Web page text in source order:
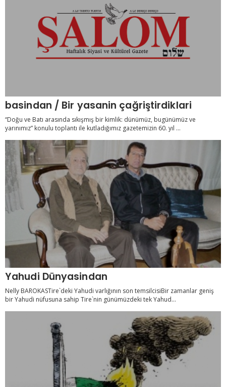
basindan / Bir yasanin çağriştirdiklari
“Doğu ve Batı arasında sıkışmış bir kimlik: dünümüz, bugünümüz ve
yarınımız” konulu toplantı ile kutladığımız gazetemizin 60. yıl ...
Yahudi Dünyasindan
Nelly BAROKASTire`deki Yahudi varlığının son temsilcisiBir zamanlar geniş
bir Yahudi nüfusuna sahip Tire`nin günümüzdeki tek Yahud...